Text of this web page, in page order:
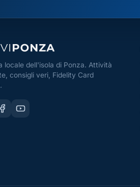
locale dell'isola di Ponza. Attività
consigli veri, Fidelity Card